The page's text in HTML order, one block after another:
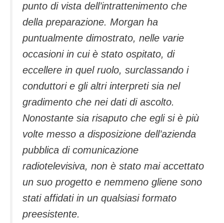
punto di vista dell’intrattenimento che
della preparazione. Morgan ha
puntualmente dimostrato, nelle varie
occasioni in cui è stato ospitato, di
eccellere in quel ruolo, surclassando i
conduttori e gli altri interpreti sia nel
gradimento che nei dati di ascolto.
Nonostante sia risaputo che egli si è più
volte messo a disposizione dell’azienda
pubblica di comunicazione
radiotelevisiva, non è stato mai accettato
un suo progetto e nemmeno gliene sono
stati affidati in un qualsiasi formato
preesistente.